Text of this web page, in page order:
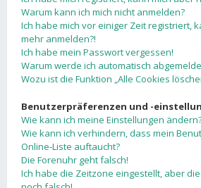
Warum kann ich mich nicht anmelden?
Ich habe mich vor einiger Zeit registriert,
mehr anmelden?!
Ich habe mein Passwort vergessen!
Warum werde ich automatisch
Wozu ist die Funktion „Alle Cookies
Benutzerpräferenzen und -
Wie kann ich meine Einstellungen
Wie kann ich verhindern, dass mein
Online-Liste auftaucht?
Die Forenuhr geht falsch!
Ich habe die Zeitzone eingestellt, aber